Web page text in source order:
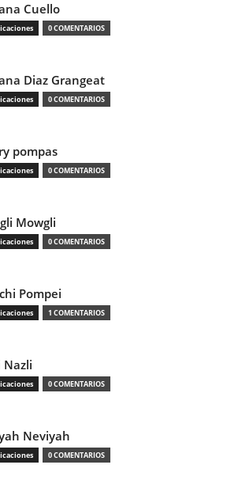
Cuello
0 COMENTARIOS
Diaz Grangeat
0 COMENTARIOS
pompas
0 COMENTARIOS
Mowgli
0 COMENTARIOS
Pompei
1 COMENTARIOS
Nazli
0 COMENTARIOS
Neviyah
0 COMENTARIOS